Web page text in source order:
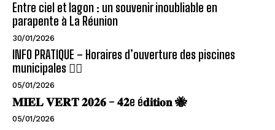
Entre ciel et lagon : un souvenir inoubliable en
parapente à La Réunion
30/01/2026
INFO PRATIQUE – Horaires d’ouverture des piscines
municipales 🏊‍♂️
05/01/2026
𝐌𝐈𝐄𝐋 𝐕𝐄𝐑𝐓 𝟐𝟎𝟐𝟔 – 𝟒𝟐e é𝐝𝐢𝐭𝐢𝐨𝐧 🐝
05/01/2026